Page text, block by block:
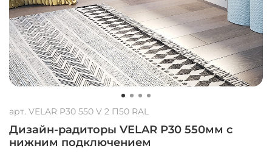
арт. VELAR P30 550 V 2 П50 RAL
Дизайн-радиторы VELAR P30 550мм с
нижним подключением